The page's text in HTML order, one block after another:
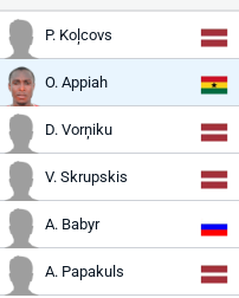
P. Koļcovs
O. Appiah
D. Vorņiku
V. Skrupskis
A. Babyr
A. Papakuls